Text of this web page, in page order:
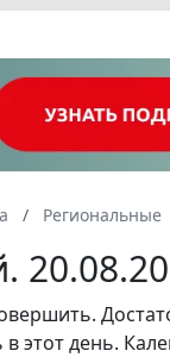
Региональные
этот день.